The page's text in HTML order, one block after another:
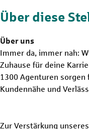
Über diese
Über uns
Immer da, immer nah:
Zuhause für deine
1300 Agenturen sorgen
Kundennähe und
Zur Verstärkung